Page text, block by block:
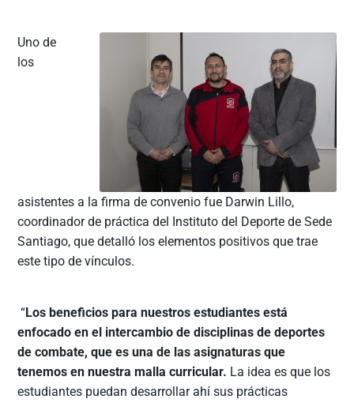
Uno de
los
asistentes a la firma de convenio fue Darwin Lillo,
coordinador de práctica del Instituto del Deporte de Sede
Santiago, que detalló los elementos positivos que trae
este tipo de vínculos.
“Los beneficios para nuestros estudiantes está
enfocado en el intercambio de disciplinas de deportes
de combate, que es una de las asignaturas que
tenemos en nuestra malla curricular. La idea es que los
estudiantes puedan desarrollar ahí sus prácticas